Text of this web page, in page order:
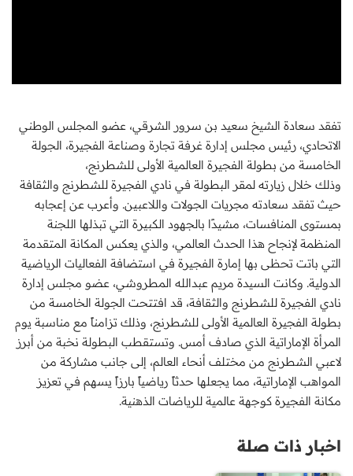
تفقد سعادة الشيخ سعيد بن سرور الشرقي، عضو المجلس الوطني
الاتحادي، رئيس مجلس إدارة غرفة تجارة وصناعة الفجيرة، الجولة
الخامسة من بطولة الفجيرة العالمية الأولى للشطرنج،
وذلك خلال زيارته لمقر البطولة في نادي الفجيرة للشطرنج والثقافة
حيث تفقد سعادته مجريات الجولات واللاعبين. وأعرب عن إعجابه
بمستوى المنافسات، مشيدًا بالجهود الكبيرة التي تبذلها اللجنة
المنظمة لإنجاح هذا الحدث العالمي، والذي يعكس المكانة المتقدمة
التي باتت تحظى بها إمارة الفجيرة في استضافة الفعاليات الرياضية
الدولية. وكانت السيدة مريم عبدالله المطروشي، عضو مجلس إدارة
نادي الفجيرة للشطرنج والثقافة، قد افتتحت الجولة الخامسة من
بطولة الفجيرة العالمية الأولى للشطرنج، وذلك تزامناً مع مناسبة يوم
المرأة الإماراتية الذي صادف أمس. وتستقطب البطولة نخبة من أبرز
لاعبي الشطرنج من مختلف أنحاء العالم، إلى جانب مشاركة من
المواهب الإماراتية، مما يجعلها حدثاً رياضياً بارزاً يسهم في تعزيز
مكانة الفجيرة كوجهة عالمية للرياضات الذهنية.
اخبار ذات صلة